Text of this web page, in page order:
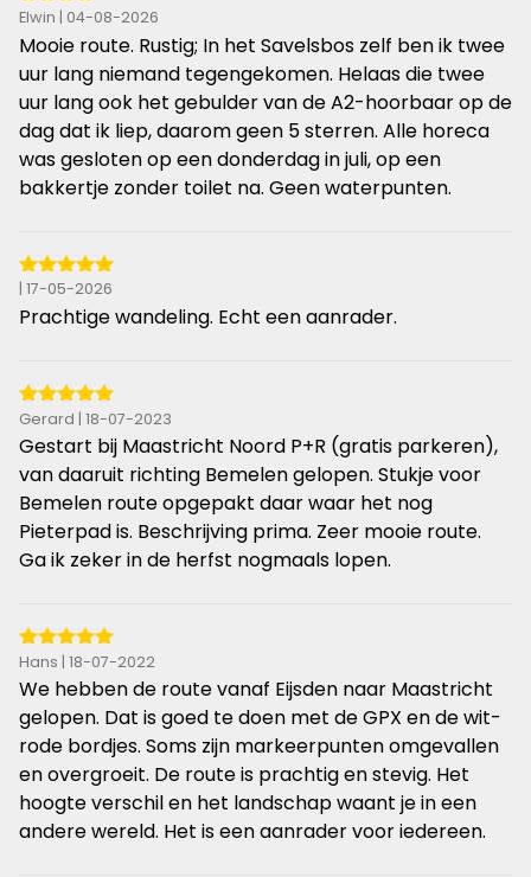
4
van
de
5
sterren
Elwin | 04-08-2026
Mooie route. Rustig; In het Savelsbos zelf ben ik twee
uur lang niemand tegengekomen. Helaas die twee
uur lang ook het gebulder van de A2-hoorbaar op de
dag dat ik liep, daarom geen 5 sterren. Alle horeca
was gesloten op een donderdag in juli, op een
bakkertje zonder toilet na. Geen waterpunten.
5
van
sterren
| 17-05-2026
Prachtige wandeling. Echt een aanrader.
5
van
de
5
sterren
Gerard | 18-07-2023
Gestart bij Maastricht Noord P+R (gratis parkeren),
van daaruit richting Bemelen gelopen. Stukje voor
Bemelen route opgepakt daar waar het nog
Pieterpad is. Beschrijving prima. Zeer mooie route.
Ga ik zeker in de herfst nogmaals lopen.
5
van
de
5
sterren
Hans | 18-07-2022
We hebben de route vanaf Eijsden naar Maastricht
gelopen. Dat is goed te doen met de GPX en de wit-
rode bordjes. Soms zijn markeerpunten omgevallen
en overgroeit. De route is prachtig en stevig. Het
hoogte verschil en het landschap waant je in een
andere wereld. Het is een aanrader voor iedereen.